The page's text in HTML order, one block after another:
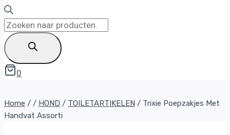
Producten
zoeken
0
Home / / HOND / TOILETARTIKELEN / Trixie Poepzakjes Met
Handvat Assorti